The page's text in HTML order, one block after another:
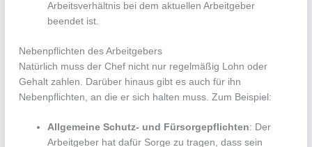
Arbeitsverhältnis bei dem aktuellen Arbeitgeber
beendet ist.
Nebenpflichten des Arbeitgebers
Natürlich muss der Chef nicht nur regelmäßig Lohn oder
Gehalt zahlen. Darüber hinaus gibt es auch für ihn
Nebenpflichten, an die er sich halten muss. Zum Beispiel:
Allgemeine Schutz- und Fürsorgepflichten: Der
Arbeitgeber hat dafür Sorge zu tragen, dass sein